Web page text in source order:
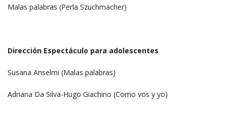
Malas palabras (Perla Szuchmacher)
Dirección Espectáculo para adolescentes
Susana Anselmi (Malas palabras)
Adriana Da Silva-Hugo Giachino (Como vos y yo)